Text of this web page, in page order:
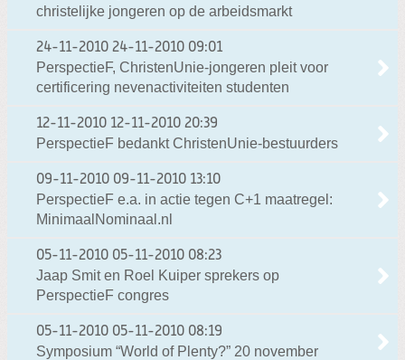
christelijke jongeren op de arbeidsmarkt
24-11-2010 24-11-2010 09:01
PerspectieF, ChristenUnie-jongeren pleit voor
certificering nevenactiviteiten studenten
12-11-2010 12-11-2010 20:39
PerspectieF bedankt ChristenUnie-bestuurders
09-11-2010 09-11-2010 13:10
PerspectieF e.a. in actie tegen C+1 maatregel:
MinimaalNominaal.nl
05-11-2010 05-11-2010 08:23
Jaap Smit en Roel Kuiper sprekers op
PerspectieF congres
05-11-2010 05-11-2010 08:19
Symposium “World of Plenty?” 20 november